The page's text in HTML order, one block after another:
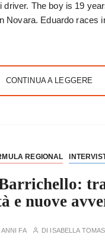
driver. The boy is 19
Novara. Eduardo races
CONTINUA A LEGGERE
REGIONAL
e nuove
ANNI FA DI ISABELLA